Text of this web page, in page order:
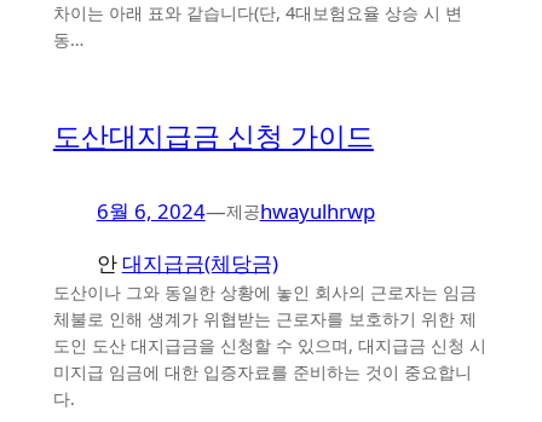
차이는 아래 표와 같습니다(단, 4대보험요율 상승 시 변
동…
도산대지급금 신청 가이드
6월 6, 2024—제공hwayulhrwp
안대지급금(체당금)
도산이나 그와 동일한 상황에 놓인 회사의 근로자는 임금
체불로 인해 생계가 위협받는 근로자를 보호하기 위한 제
도인 도산 대지급금을 신청할 수 있으며, 대지급금 신청 시
미지급 임금에 대한 입증자료를 준비하는 것이 중요합니
다.